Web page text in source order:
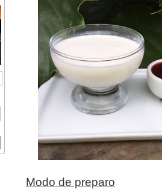
Modo de preparo